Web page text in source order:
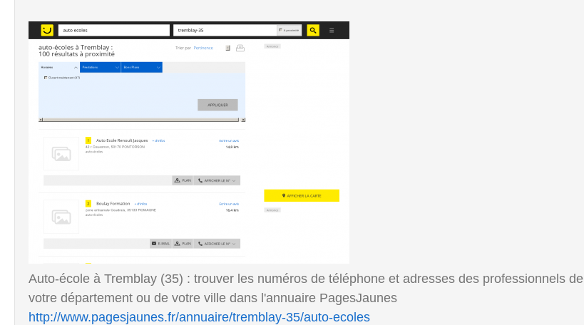
Auto-école à Tremblay (35) : trouver les numéros de téléphone et adresses des professionnels de
votre département ou de votre ville dans l'annuaire PagesJaunes
http://www.pagesjaunes.fr/annuaire/tremblay-35/auto-ecoles